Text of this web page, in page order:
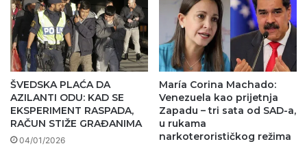
ŠVEDSKA PLAĆA DA
AZILANTI ODU: KAD SE
EKSPERIMENT RASPADA,
RAČUN STIŽE GRAĐANIMA
04/01/2026
María Corina Machado:
Venezuela kao prijetnja
Zapadu – tri sata od SAD-a,
u rukama
narkoterorističkog režima